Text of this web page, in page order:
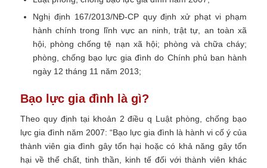
Nghị định 167/2013/NĐ-CP quy định xử phạt vi phạm
hành chính trong lĩnh vực an ninh, trật tự, an toàn xã
hội, phòng chống tệ nạn xã hội; phòng và chữa cháy;
phòng, chống bạo lực gia đình do Chính phủ ban hành
ngày 12 tháng 11 năm 2013;
Bạo lực gia đình là gì?
Theo quy định tại khoản 2 điều q Luật phòng, chống bạo
lực gia đình năm 2007: “Bạo lực gia đình là hành vi cố ý của
thành viên gia đình gây tổn hại hoặc có khả năng gây tổn
hại về thể chất, tinh thần, kinh tế đối với thành viên khác